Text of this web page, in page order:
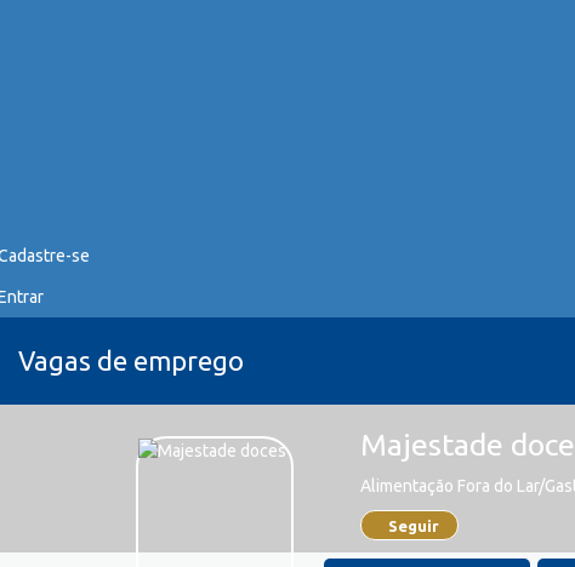
se
Vagas de emprego
Majestade
Alimentação Fora do Lar/
Seguir